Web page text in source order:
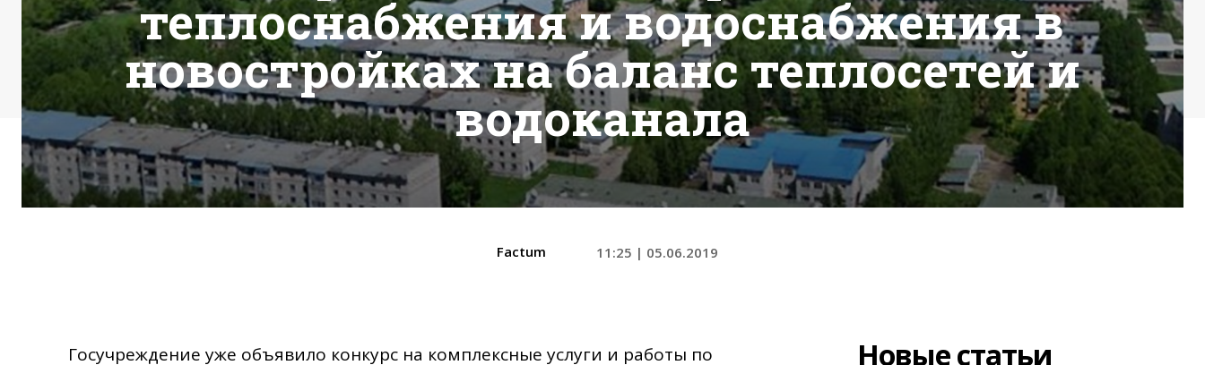
теплоснабжения и водоснабжения в
новостройках на баланс теплосетей и
водоканала
Factum 11:25 | 05.06.2019
Госучреждение уже объявило конкурс на комплексные услуги и работы по
Новые статьи